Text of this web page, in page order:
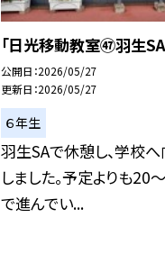
「日光移動教室㊼羽生
公開日 2026/05/27
更新日 2026/05/27
６年生
羽生SAで休憩し、学校
しました。予定よりも20
で進んでい...